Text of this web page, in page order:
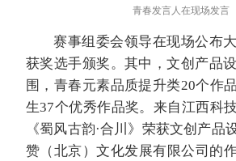
青春发言人在现场发言
赛事组委会领导在现场公布
获奖选手颁奖。其中，文创产品
围，青春元素品质提升类20个作
生37个优秀作品奖。来自江西科
《蜀风古韵·合川》荣获文创产品
赞（北京）文化发展有限公司的